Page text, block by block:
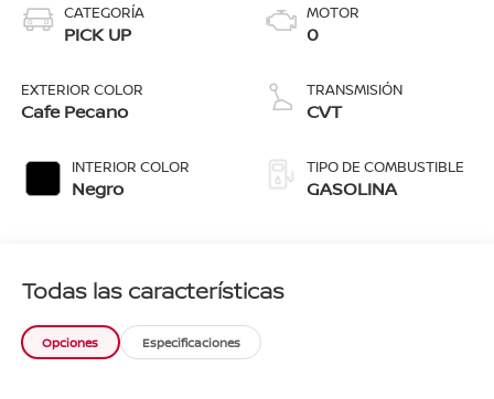
CATEGORÍA
PICK UP
EXTERIOR COLOR
Cafe Pecano
INTERIOR COLOR
Negro
MOTOR
0
TRANSMISIÓN
CVT
TIPO DE COMBUSTIBLE
GASOLINA
Todas las características
Opciones Especificaciones